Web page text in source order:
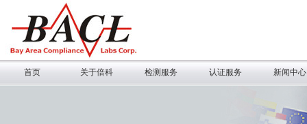
首页 关于倍科 检测服务 认证服务 新闻中心